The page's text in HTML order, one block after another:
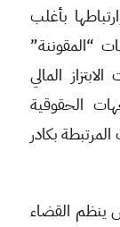
بأغلب
“المقوننة”
المالي
الحقوقية
بكادر
ينظم القضاء